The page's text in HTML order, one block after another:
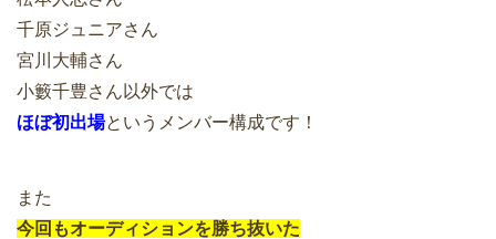
千原ジュニアさん
宮川大輔さん
小籔千豊さん以外では
ほぼ初出場というメンバー構成です！
また
今回もオーディションを勝ち抜いた